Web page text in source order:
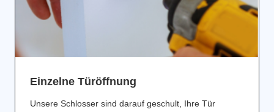
Einzelne Türöffnung
Unsere Schlosser sind darauf geschult, Ihre Tür